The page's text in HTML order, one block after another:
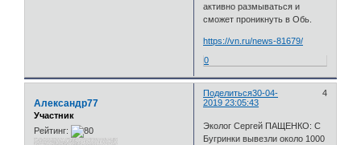
активно размываться и
сможет проникнуть в Обь.
https://vn.ru/news-81679/
0
Поделиться 4
30-04-
2019 23:05:43
Александр77
Участник
Рейтинг:
Эколог Сергей ПАЩЕНКО: С
Бугринки вывезли около 1000